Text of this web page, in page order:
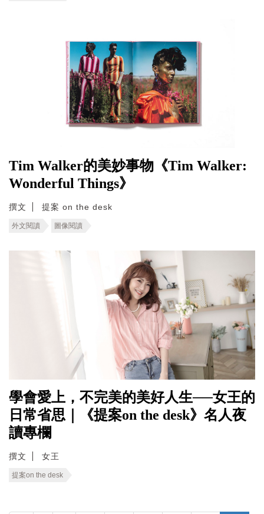
Tim Walker的美妙事物《Tim Walker:
Wonderful Things》
撰文 提案 on the desk
外文閱讀 圖像閱讀
學會愛上，不完美的美好人生──女王的
日常省思｜《提案on the desk》名人夜
讀專欄
撰文 女王
提案on the desk